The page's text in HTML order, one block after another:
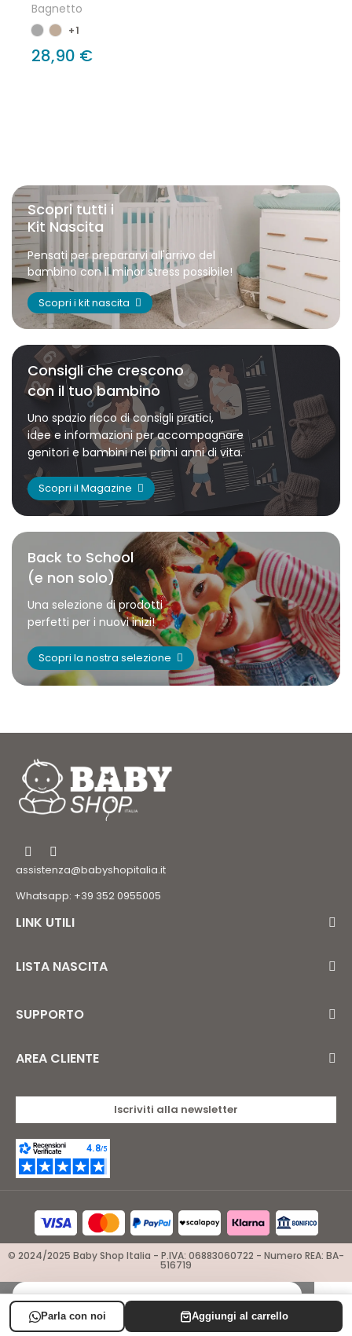
Bagnetto
+1
28,90 €
Scopri tutti i
Kit Nascita
Pensati per prepararvi all'arrivo del
bambino con il minor stress possibile!
Scopri i kit nascita
Consigli che crescono
con il tuo bambino
Uno spazio ricco di consigli pratici,
idee e informazioni per accompagnare
genitori e bambini nei primi anni di vita.
Scopri il Magazine
Back to School
(e non solo)
Una selezione di prodotti
perfetti per i nuovi inizi!
Scopri la nostra selezione
assistenza@babyshopitalia.it
Whatsapp: +39 352 0955005
LINK UTILI
LISTA NASCITA
SUPPORTO
AREA CLIENTE
Iscriviti alla newsletter
© 2024/2025 Baby Shop Italia - P.IVA: 06883060722 - Numero REA: BA-
516719
×